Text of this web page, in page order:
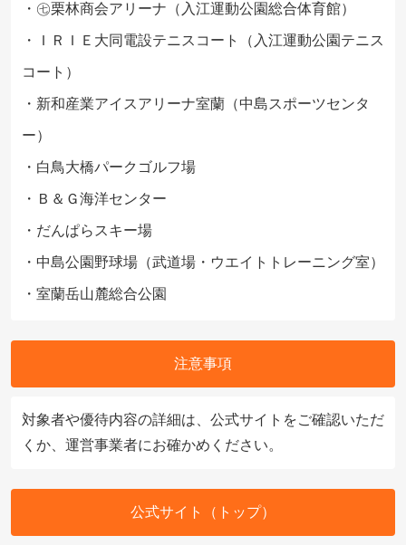
・㊆栗林商会アリーナ（入江運動公園総合体育館）
・ＩＲＩＥ大同電設テニスコート（入江運動公園テニス
コート）
・新和産業アイスアリーナ室蘭（中島スポーツセンタ
ー）
・白鳥大橋パークゴルフ場
・Ｂ＆Ｇ海洋センター
・だんぱらスキー場
・中島公園野球場（武道場・ウエイトトレーニング室）
・室蘭岳山麓総合公園
注意事項
対象者や優待内容の詳細は、公式サイトをご確認いただ
くか、運営事業者にお確かめください。
公式サイト（トップ）